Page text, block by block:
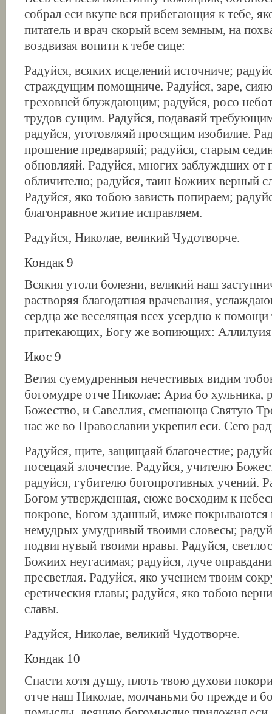
собрал еси вкупе вся прибегающия к тебе,
питатель и врач скорый всем земным, на
воздвизая вопити к тебе сице:
Радуйся, всяких исцелений источниче;
страждущим помощниче. Радуйся, заре,
греховней блуждающим; радуйся, росо
трудов сущим. Радуйся, подаваяй
радуйся, уготовляяй просящим изобилие.
прошение предваряяй; радуйся, старым
обновляяй. Радуйся, многих заблуждших от
обличителю; радуйся, таин Божиих верный
Радуйся, яко тобою зависть попираем;
благонравное житие исправляем.
Радуйся, Николае, великий Чудотворче.
Кондак 9
Всякия утоли болезни, великий наш
растворяя благодатная врачевания,
сердца же веселящая всех усердно к помощи
притекающих, Богу же вопиющих:
Икос 9
Ветия суемудренныя нечестивых видим
богомудре отче Николае: Ариа бо хульника,
Божество, и Савеллия, смешающа Святую
нас же во Православии укрепил еси. Сего
Радуйся, щите, защищаяй благочестие;
посецаяй злочестие. Радуйся, учителю
радуйся, губителю богопротивных учений.
Богом утвержденная, еюже восходим к
покрове, Богом зданный, имже покрываются
немудрых умудривый твоими словесы;
подвигнувый твоими нравы. Радуйся,
Божиих неугасимая; радуйся, луче
пресветлая. Радуйся, яко учением твоим
еретическия главы; радуйся, яко тобою
славы.
Радуйся, Николае, великий Чудотворче.
Кондак 10
Спасти хотя душу, плоть твою духови
отче наш Николае, молчаньми бо прежде и